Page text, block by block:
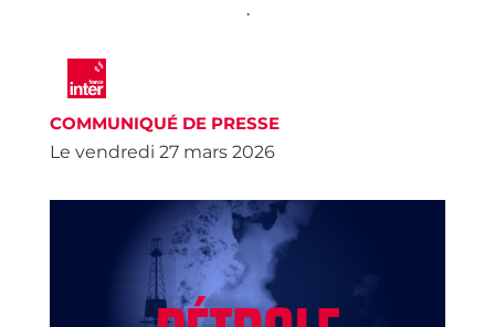
•
COMMUNIQUÉ DE PRESSE
Le vendredi 27 mars 2026